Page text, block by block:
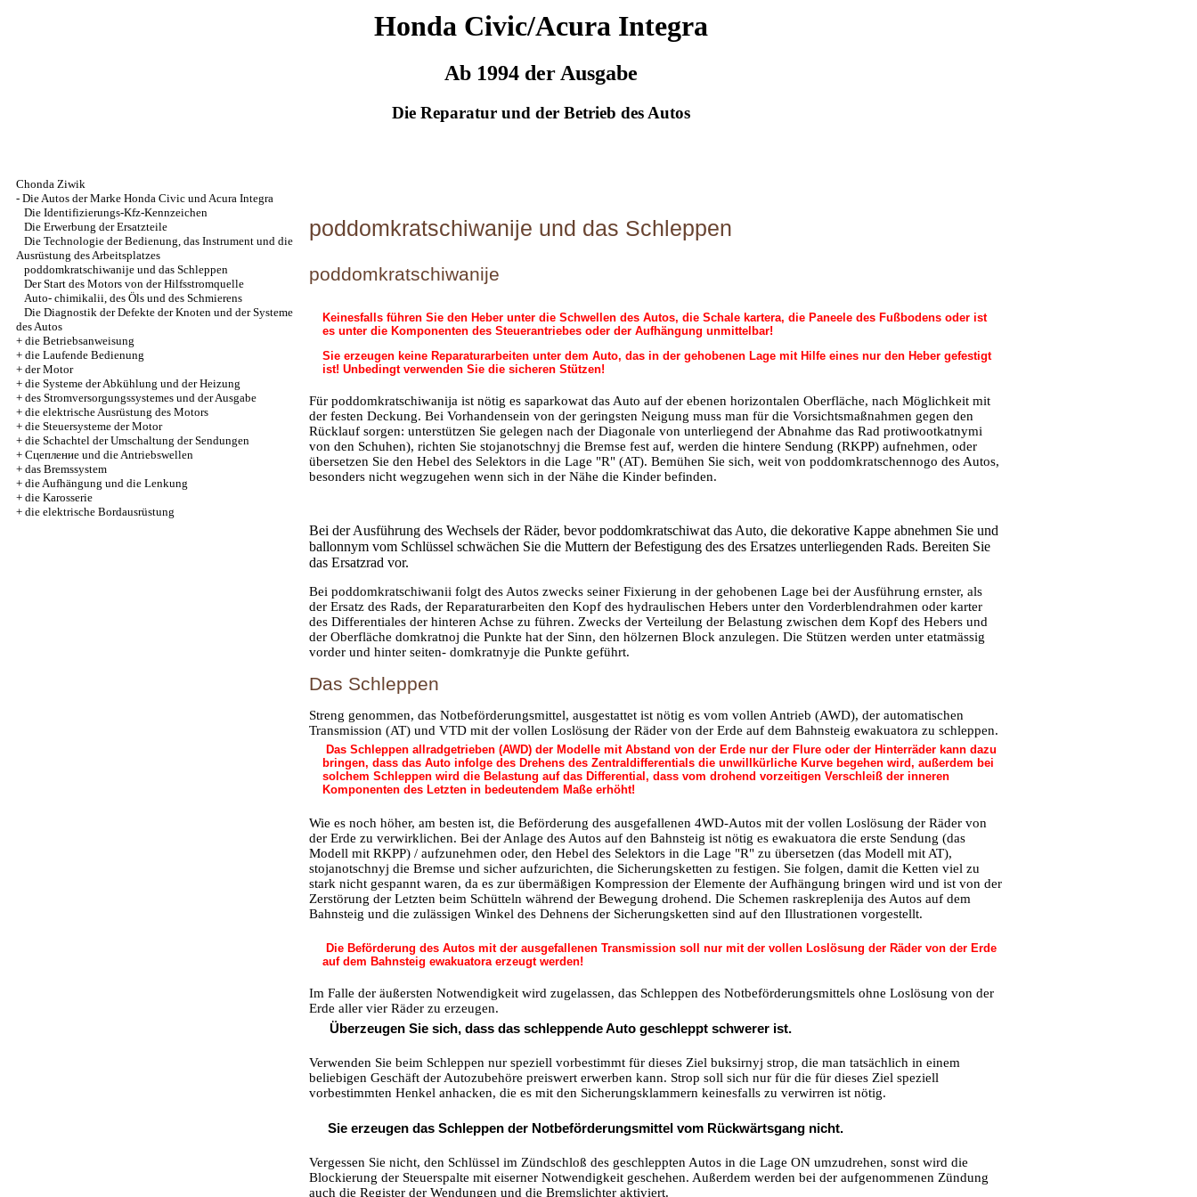
Honda Civic/Acura Integra
Ab 1994 der Ausgabe
Die Reparatur und der Betrieb des Autos
Chonda Ziwik
- Die Autos der Marke Honda Civic und Acura Integra
Die Identifizierungs-Kfz-Kennzeichen
Die Erwerbung der Ersatzteile
Die Technologie der Bedienung, das Instrument und die
Ausrüstung des Arbeitsplatzes
poddomkratschiwanije und das Schleppen
Der Start des Motors von der Hilfsstromquelle
Auto- chimikalii, des Öls und des Schmierens
Die Diagnostik der Defekte der Knoten und der Systeme
des Autos
+ die Betriebsanweisung
+ die Laufende Bedienung
+ der Motor
+ die Systeme der Abkühlung und der Heizung
+ des Stromversorgungssystemes und der Ausgabe
+ die elektrische Ausrüstung des Motors
+ die Steuersysteme der Motor
+ die Schachtel der Umschaltung der Sendungen
+ Cцепление und die Antriebswellen
+ das Bremssystem
+ die Aufhängung und die Lenkung
+ die Karosserie
+ die elektrische Bordausrüstung
poddomkratschiwanije und das Schleppen
poddomkratschiwanije
Keinesfalls führen Sie den Heber unter die Schwellen des Autos, die Schale kartera, die Paneele des Fußbodens oder ist
es unter die Komponenten des Steuerantriebes oder der Aufhängung unmittelbar!
Sie erzeugen keine Reparaturarbeiten unter dem Auto, das in der gehobenen Lage mit Hilfe eines nur den Heber gefestigt
ist! Unbedingt verwenden Sie die sicheren Stützen!
Für poddomkratschiwanija ist nötig es saparkowat das Auto auf der ebenen horizontalen Oberfläche, nach Möglichkeit mit
der festen Deckung. Bei Vorhandensein von der geringsten Neigung muss man für die Vorsichtsmaßnahmen gegen den
Rücklauf sorgen: unterstützen Sie gelegen nach der Diagonale von unterliegend der Abnahme das Rad protiwootkatnymi
von den Schuhen), richten Sie stojanotschnyj die Bremse fest auf, werden die hintere Sendung (RKPP) aufnehmen, oder
übersetzen Sie den Hebel des Selektors in die Lage "R" (AT). Bemühen Sie sich, weit von poddomkratschennogo des Autos,
besonders nicht wegzugehen wenn sich in der Nähe die Kinder befinden.
Bei der Ausführung des Wechsels der Räder, bevor poddomkratschiwat das Auto, die dekorative Kappe abnehmen Sie und
ballonnym vom Schlüssel schwächen Sie die Muttern der Befestigung des des Ersatzes unterliegenden Rads. Bereiten Sie
das Ersatzrad vor.
Bei poddomkratschiwanii folgt des Autos zwecks seiner Fixierung in der gehobenen Lage bei der Ausführung ernster, als
der Ersatz des Rads, der Reparaturarbeiten den Kopf des hydraulischen Hebers unter den Vorderblendrahmen oder karter
des Differentiales der hinteren Achse zu führen. Zwecks der Verteilung der Belastung zwischen dem Kopf des Hebers und
der Oberfläche domkratnoj die Punkte hat der Sinn, den hölzernen Block anzulegen. Die Stützen werden unter etatmässig
vorder und hinter seiten- domkratnyje die Punkte geführt.
Das Schleppen
Streng genommen, das Notbeförderungsmittel, ausgestattet ist nötig es vom vollen Antrieb (AWD), der automatischen
Transmission (AT) und VTD mit der vollen Loslösung der Räder von der Erde auf dem Bahnsteig ewakuatora zu schleppen.
Das Schleppen allradgetrieben (AWD) der Modelle mit Abstand von der Erde nur der Flure oder der Hinterräder kann dazu
bringen, dass das Auto infolge des Drehens des Zentraldifferentials die unwillkürliche Kurve begehen wird, außerdem bei
solchem Schleppen wird die Belastung auf das Differential, dass vom drohend vorzeitigen Verschleiß der inneren
Komponenten des Letzten in bedeutendem Maße erhöht!
Wie es noch höher, am besten ist, die Beförderung des ausgefallenen 4WD-Autos mit der vollen Loslösung der Räder von
der Erde zu verwirklichen. Bei der Anlage des Autos auf den Bahnsteig ist nötig es ewakuatora die erste Sendung (das
Modell mit RKPP) / aufzunehmen oder, den Hebel des Selektors in die Lage "R" zu übersetzen (das Modell mit AT),
stojanotschnyj die Bremse und sicher aufzurichten, die Sicherungsketten zu festigen. Sie folgen, damit die Ketten viel zu
stark nicht gespannt waren, da es zur übermäßigen Kompression der Elemente der Aufhängung bringen wird und ist von der
Zerstörung der Letzten beim Schütteln während der Bewegung drohend. Die Schemen raskreplenija des Autos auf dem
Bahnsteig und die zulässigen Winkel des Dehnens der Sicherungsketten sind auf den Illustrationen vorgestellt.
Die Beförderung des Autos mit der ausgefallenen Transmission soll nur mit der vollen Loslösung der Räder von der Erde
auf dem Bahnsteig ewakuatora erzeugt werden!
Im Falle der äußersten Notwendigkeit wird zugelassen, das Schleppen des Notbeförderungsmittels ohne Loslösung von der
Erde aller vier Räder zu erzeugen.
Überzeugen Sie sich, dass das schleppende Auto geschleppt schwerer ist.
Verwenden Sie beim Schleppen nur speziell vorbestimmt für dieses Ziel buksirnyj strop, die man tatsächlich in einem
beliebigen Geschäft der Autozubehöre preiswert erwerben kann. Strop soll sich nur für die für dieses Ziel speziell
vorbestimmten Henkel anhacken, die es mit den Sicherungsklammern keinesfalls zu verwirren ist nötig.
Sie erzeugen das Schleppen der Notbeförderungsmittel vom Rückwärtsgang nicht.
Vergessen Sie nicht, den Schlüssel im Zündschloß des geschleppten Autos in die Lage ON umzudrehen, sonst wird die
Blockierung der Steuerspalte mit eiserner Notwendigkeit geschehen. Außerdem werden bei der aufgenommenen Zündung
auch die Register der Wendungen und die Bremslichter aktiviert.